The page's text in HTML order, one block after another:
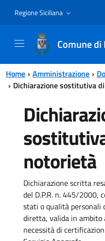
Regione Siciliana
Comune
Home Amministrazione
Dichiarazione sostitutiva
notorietà
Dichiarazione scritta
del D.P.R. n. 445/2000,
stati o qualità personali
diretta, valida in
necessità di